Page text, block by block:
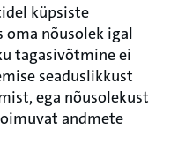
küpsiste
oma nõusolek igal
tagasivõtmine ei
seaduslikkust
ega nõusolekust
andmete